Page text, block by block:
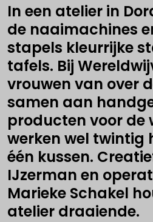
In een atelier in
de naaimachines
stapels kleurrijke
tafels. Bij
vrouwen van over
samen aan
producten voor de
werken wel twintig
één kussen.
IJzerman en
Marieke Schakel
atelier draaiende.